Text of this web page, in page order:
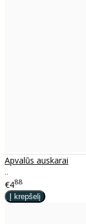
Apvalūs auskarai
..
€488